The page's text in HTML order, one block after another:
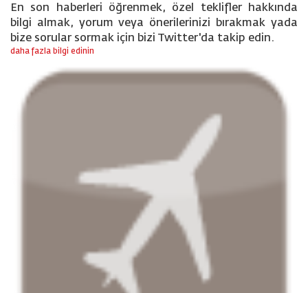
En son haberleri öğrenmek, özel teklifler hakkında
bilgi almak, yorum veya önerilerinizi bırakmak yada
bize sorular sormak için bizi Twitter'da takip edin.
daha fazla bilgi edinin